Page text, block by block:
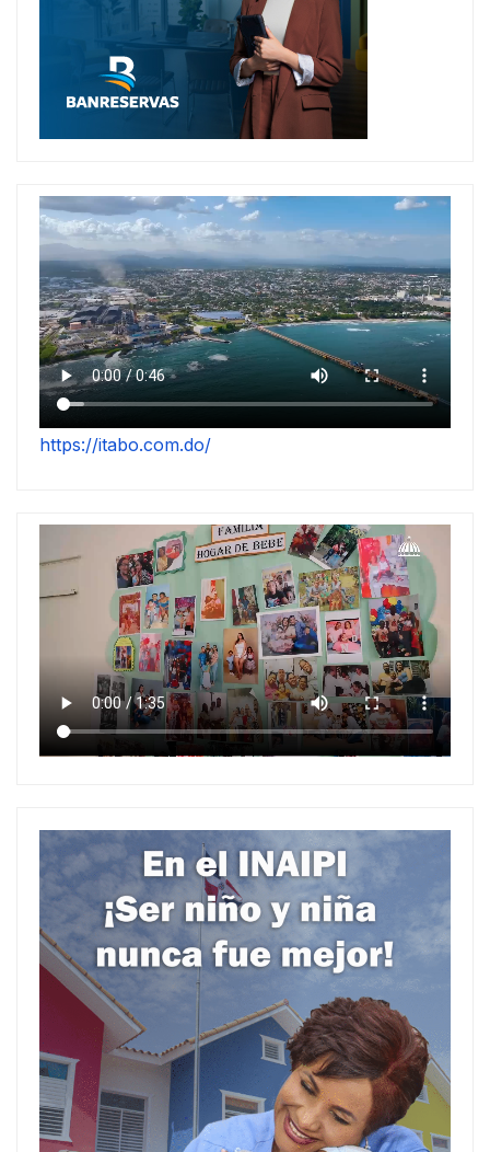
https://itabo.com.do/